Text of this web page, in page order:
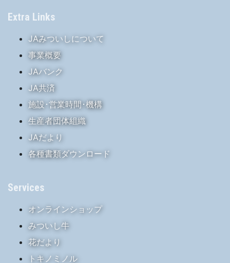
Extra Links
JAみついしについて
事業概要
JAバンク
JA共済
施設･営業時間･機構
生産者団体組織
JAだより
各種書類ダウンロード
Services
オンラインショップ
みついし牛
花だより
トキノミノル